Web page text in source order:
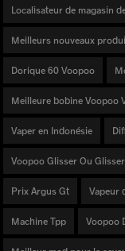
Localisateur de magasin
Meilleurs nouveaux
Dorique 60 Voopoo
Meilleure bobine Voopoo
Vaper en Indonésie
Voopoo Glisser Ou
Prix ​​Argus Gt Vapeur
Machine Tpp Voopoo